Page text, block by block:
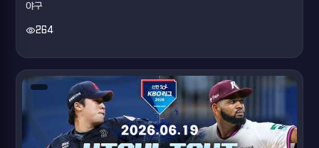
야구
visibility264